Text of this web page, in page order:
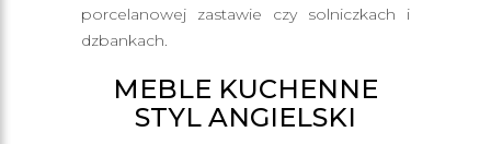
porcelanowej zastawie czy solniczkach i
dzbankach.
MEBLE KUCHENNE
STYL ANGIELSKI